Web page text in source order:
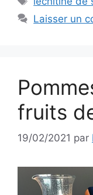
Laisser un
fruits
19/02/2021 par